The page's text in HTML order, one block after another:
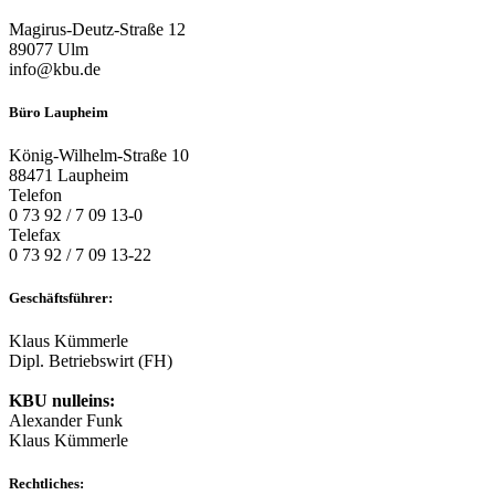
Magirus-Deutz-Straße 12
89077 Ulm
info@kbu.de
Büro Laupheim
König-Wilhelm-Straße 10
88471 Laupheim
Telefon
0 73 92 / 7 09 13-0
Telefax
0 73 92 / 7 09 13-22
Geschäftsführer:
Klaus Kümmerle
Dipl. Betriebswirt (FH)
KBU nulleins:
Alexander Funk
Klaus Kümmerle
Rechtliches: